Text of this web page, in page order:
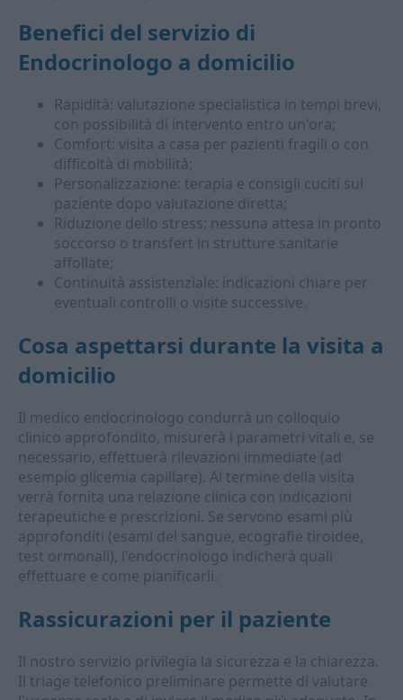
Benefici del servizio di
Endocrinologo a domicilio
Rapidità: valutazione specialistica in tempi brevi,
con possibilità di intervento entro un'ora;
Comfort: visita a casa per pazienti fragili o con
difficoltà di mobilità;
Personalizzazione: terapia e consigli cuciti sul
paziente dopo valutazione diretta;
Riduzione dello stress: nessuna attesa in pronto
soccorso o transfert in strutture sanitarie
affollate;
Continuità assistenziale: indicazioni chiare per
eventuali controlli o visite successive.
Cosa aspettarsi durante la visita a
domicilio
Il medico endocrinologo condurrà un colloquio
clinico approfondito, misurerà i parametri vitali e, se
necessario, effettuerà rilevazioni immediate (ad
esempio glicemia capillare). Al termine della visita
verrà fornita una relazione clinica con indicazioni
terapeutiche e prescrizioni. Se servono esami più
approfonditi (esami del sangue, ecografie tiroidee,
test ormonali), l'endocrinologo indicherà quali
effettuare e come pianificarli.
Rassicurazioni per il paziente
Il nostro servizio privilegia la sicurezza e la chiarezza.
Il triage telefonico preliminare permette di valutare